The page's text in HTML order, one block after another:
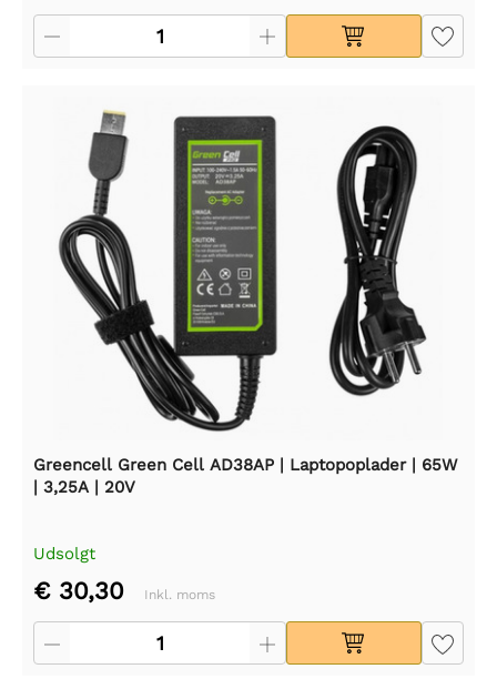
Greencell Green Cell AD38AP | Laptopoplader | 65W
| 3,25A | 20V
Udsolgt
€ 30,30 Inkl. moms